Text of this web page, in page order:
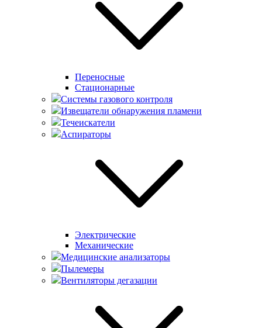
Переносные
Стационарные
Системы газового контроля
Извещатели обнаружения пламени
Течеискатели
Аспираторы
Электрические
Механические
Медицинские анализаторы
Пылемеры
Вентиляторы дегазации